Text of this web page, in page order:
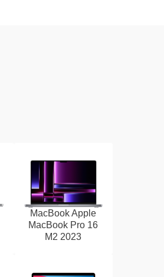
MacBook Apple
MacBook Pro 16
M2 2023